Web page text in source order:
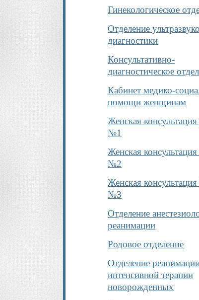
Гинекологическое
Отделение
диагностики
Консультативно-
диагностическое
Кабинет медико-
помощи женщинам
Женская
№1
Женская
№2
Женская
№3
Отделение
реанимации
Родовое отделение
Отделение
интенсивной терапии
новорожденных